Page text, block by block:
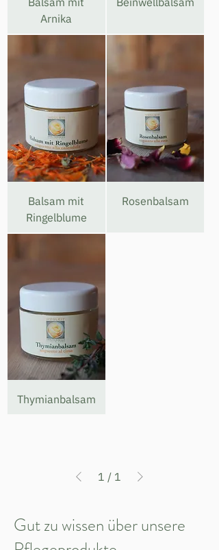
Arnika
Balsam mit
Ringelblume
Rosenbalsam
Thymianbalsam
1 / 1
Gut zu wissen über unsere